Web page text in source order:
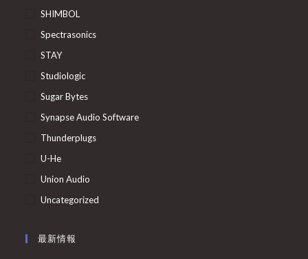
SHIMBOL
Spectrasonics
STAY
Studiologic
Sugar Bytes
Synapse Audio Software
Thunderplugs
U-He
Union Audio
Uncategorized
最新情報